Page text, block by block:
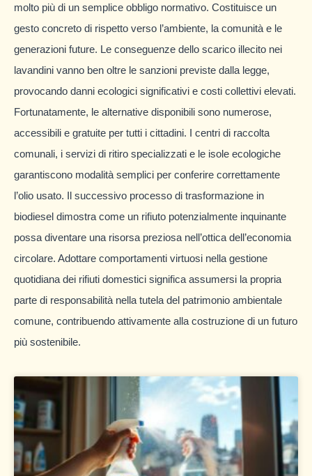
molto più di un semplice obbligo normativo. Costituisce un
gesto concreto di rispetto verso l’ambiente, la comunità e le
generazioni future. Le conseguenze dello scarico illecito nei
lavandini vanno ben oltre le sanzioni previste dalla legge,
provocando danni ecologici significativi e costi collettivi elevati.
Fortunatamente, le alternative disponibili sono numerose,
accessibili e gratuite per tutti i cittadini. I centri di raccolta
comunali, i servizi di ritiro specializzati e le isole ecologiche
garantiscono modalità semplici per conferire correttamente
l’olio usato. Il successivo processo di trasformazione in
biodiesel dimostra come un rifiuto potenzialmente inquinante
possa diventare una risorsa preziosa nell’ottica dell’economia
circolare. Adottare comportamenti virtuosi nella gestione
quotidiana dei rifiuti domestici significa assumersi la propria
parte di responsabilità nella tutela del patrimonio ambientale
comune, contribuendo attivamente alla costruzione di un futuro
più sostenibile.